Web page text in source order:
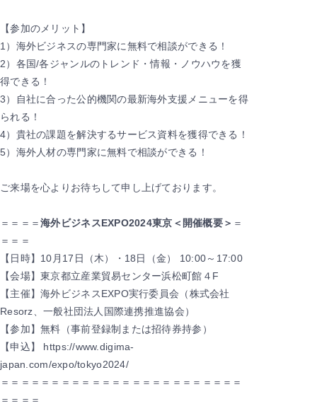
【参加のメリット】
1）海外ビジネスの専門家に無料で相談ができる！
2）各国/各ジャンルのトレンド・情報・ノウハウを獲
得できる！
3）自社に合った公的機関の最新海外支援メニューを得
られる！
4）貴社の課題を解決するサービス資料を獲得できる！
5）海外人材の専門家に無料で相談ができる！
ご来場を心よりお待ちして申し上げております。
＝＝＝＝海外ビジネスEXPO2024東京＜開催概要＞ ＝
＝＝＝
【⽇時】10月17⽇（木）・18⽇（金） 10:00～17:00
【会場】東京都立産業貿易センター浜松町館４F
【主催】海外ビジネスEXPO実行委員会（株式会社
Resorz、一般社団法人国際連携推進協会）
【参加】無料（事前登録制または招待券持参）
【申込】 https://www.digima-
japan.com/expo/tokyo2024/
＝＝＝＝＝＝＝＝＝＝＝＝＝＝＝＝＝＝＝＝＝＝＝＝
＝＝＝＝